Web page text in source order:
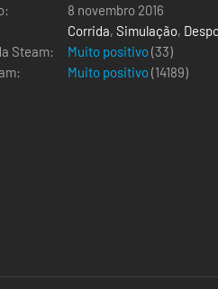
8 novembro 2016
Corrida, Simulação,
Steam:
Muito positivo(33)
Muito positivo(14189)